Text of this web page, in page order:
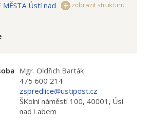
zobrazit strukturu
MĚSTA Ústí nad
Mgr. Oldřich Barták
475 600 214
zspredlice@ustipost.cz
ŠKolní náměstí 100, 40001, Úsí
nad Labem